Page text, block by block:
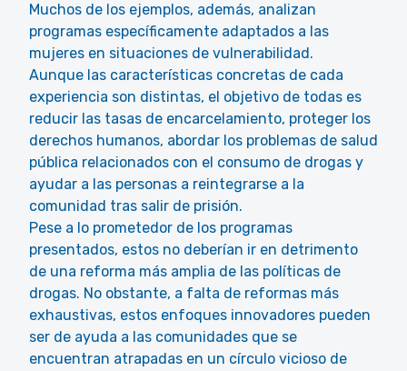
Muchos de los ejemplos, además, analizan
programas específicamente adaptados a las
mujeres en situaciones de vulnerabilidad.
Aunque las características concretas de cada
experiencia son distintas, el objetivo de todas es
reducir las tasas de encarcelamiento, proteger los
derechos humanos, abordar los problemas de salud
pública relacionados con el consumo de drogas y
ayudar a las personas a reintegrarse a la
comunidad tras salir de prisión.
Pese a lo prometedor de los programas
presentados, estos no deberían ir en detrimento
de una reforma más amplia de las políticas de
drogas. No obstante, a falta de reformas más
exhaustivas, estos enfoques innovadores pueden
ser de ayuda a las comunidades que se
encuentran atrapadas en un círculo vicioso de